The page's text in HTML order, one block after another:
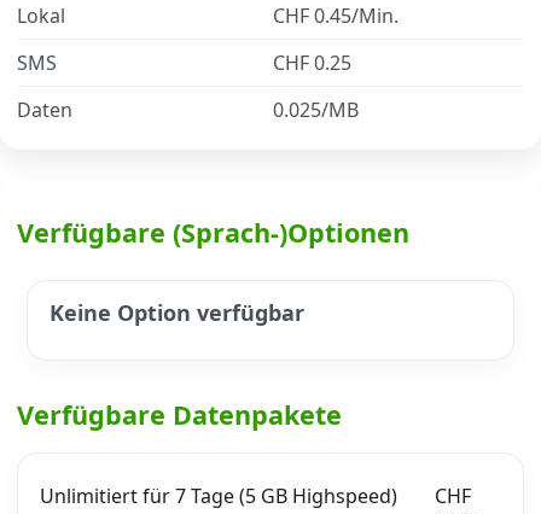
Datenschutz
Lokal
CHF 0.45/Min.
SMS
CHF 0.25
Daten
0.025/MB
Verfügbare (Sprach-)Optionen
Keine Option verfügbar
Verfügbare Datenpakete
Unlimitiert für 7 Tage (5 GB Highspeed)
CHF